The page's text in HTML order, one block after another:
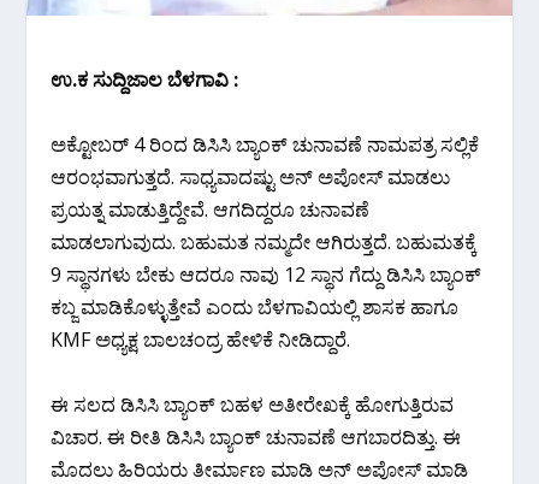
ಉ.ಕ ಸುದ್ದಿಜಾಲ ಬೆಳಗಾವಿ :
ಅಕ್ಟೋಬರ್ 4 ರಿಂದ ಡಿಸಿಸಿ ಬ್ಯಾಂಕ್ ಚುನಾವಣೆ ನಾಮಪತ್ರ ಸಲ್ಲಿಕೆ
ಆರಂಭವಾಗುತ್ತದೆ. ಸಾಧ್ಯವಾದಷ್ಟು ಅನ್ ಅಪೋಸ್ ಮಾಡಲು
ಪ್ರಯತ್ನ ಮಾಡುತ್ತಿದ್ದೇವೆ. ಆಗದಿದ್ದರೂ ಚುನಾವಣೆ
ಮಾಡಲಾಗುವುದು. ಬಹುಮತ ನಮ್ಮದೇ ಆಗಿರುತ್ತದೆ. ಬಹುಮತಕ್ಕೆ
9 ಸ್ಥಾನಗಳು ಬೇಕು ಆದರೂ ನಾವು 12 ಸ್ಥಾನ ಗೆದ್ದು ಡಿಸಿಸಿ ಬ್ಯಾಂಕ್
ಕಬ್ಜ ಮಾಡಿಕೊಳ್ಳುತ್ತೇವೆ ಎಂದು ಬೆಳಗಾವಿಯಲ್ಲಿ ಶಾಸಕ ಹಾಗೂ
KMF ಅಧ್ಯಕ್ಷ ಬಾಲಚಂದ್ರ ಹೇಳಿಕೆ ನೀಡಿದ್ದಾರೆ.
ಈ ಸಲದ ಡಿಸಿಸಿ ಬ್ಯಾಂಕ್ ಬಹಳ ಅತೀರೇಖಕ್ಕೆ ಹೋಗುತ್ತಿರುವ
ವಿಚಾರ. ಈ ರೀತಿ ಡಿಸಿಸಿ ಬ್ಯಾಂಕ್ ಚುನಾವಣೆ ಆಗಬಾರದಿತ್ತು. ಈ
ಮೊದಲು ಹಿರಿಯರು ತೀರ್ಮಾಣ ಮಾಡಿ ಅನ್ ಅಪೋಸ್ ಮಾಡಿ